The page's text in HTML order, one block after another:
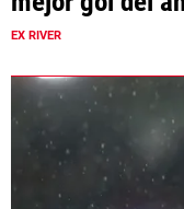
EX RIVER